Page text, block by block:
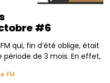
#6
qui, fin d’été oblige, était
période de 3 mois. En effet,
FM